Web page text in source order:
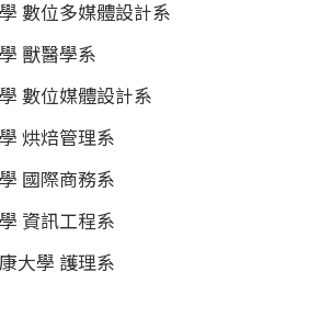
數位多媒體設計系
獸醫學系
數位媒體設計系
烘焙管理系
國際商務系
資訊工程系
大學 護理系